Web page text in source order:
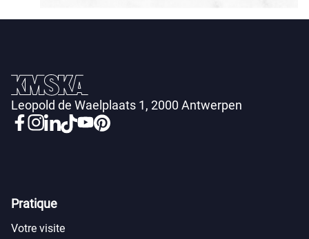
Leopold de Waelplaats 1, 2000 Antwerpen
Pratique
Votre visite